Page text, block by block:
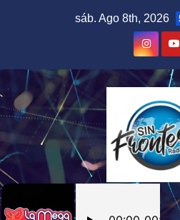
sáb. Ago 8th, 2026